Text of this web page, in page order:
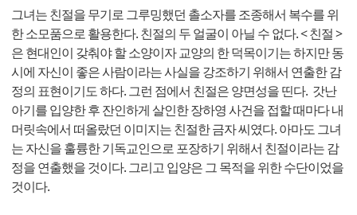
그녀는 친절을 무기로 그루밍했던 촐소자를 조종해서 복수를 위
한 소모품으로 활용한다. 친절의 두 얼굴이 아닐 수 없다. < 친절 >
은 현대인이 갖춰야 할 소양이자 교양의 한 덕목이기는 하지만 동
시에 자신이 좋은 사람이라는 사실을 강조하기 위해서 연출한 감
정의 표현이기도 하다. 그런 점에서 친절은 양면성을 띤다. 갓난
아기를 입양한 후 잔인하게 살인한 장하영 사건을 접할 때마다 내
머릿속에서 떠올랐던 이미지는 친절한 금자 씨였다. 아마도 그녀
는 자신을 훌륭한 기독교인으로 포장하기 위해서 친절이라는 감
정을 연출했을 것이다. 그리고 입양은 그 목적을 위한 수단이었을
것이다.